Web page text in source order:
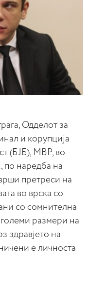
Одделот за
и корупција
(БЈБ), МВР, во
по наредба на
претреси на
во врска со
со сомнителна
размери на
здравјето на
е личноста